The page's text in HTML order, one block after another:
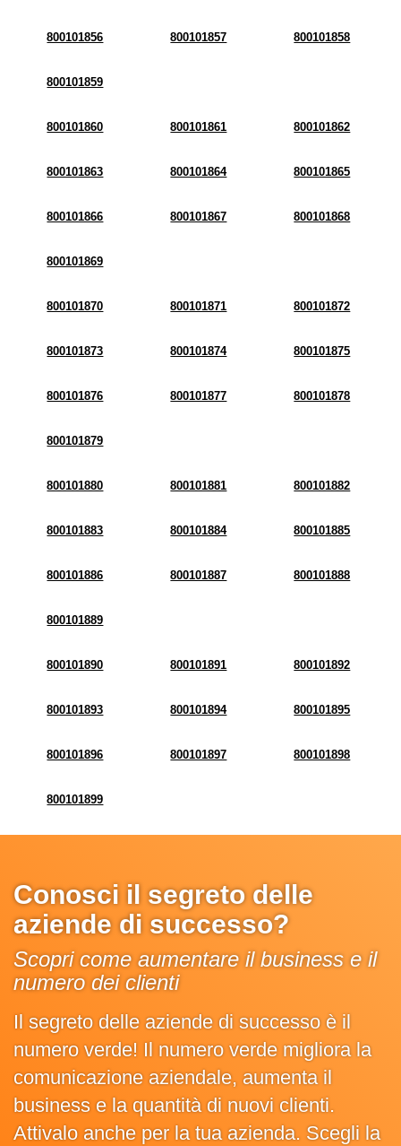
800101856 800101857 800101858
800101859
800101860 800101861 800101862
800101863 800101864 800101865
800101866 800101867 800101868
800101869
800101870 800101871 800101872
800101873 800101874 800101875
800101876 800101877 800101878
800101879
800101880 800101881 800101882
800101883 800101884 800101885
800101886 800101887 800101888
800101889
800101890 800101891 800101892
800101893 800101894 800101895
800101896 800101897 800101898
800101899
Conosci il segreto delle
aziende di successo?
Scopri come aumentare il business e il
numero dei clienti
Il segreto delle aziende di successo è il
numero verde! Il numero verde migliora la
comunicazione aziendale, aumenta il
business e la quantità di nuovi clienti.
Attivalo anche per la tua azienda. Scegli la